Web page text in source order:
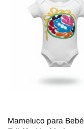
Mameluco para Bebé